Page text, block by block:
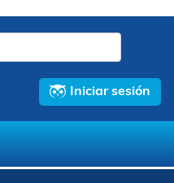
Iniciar sesión